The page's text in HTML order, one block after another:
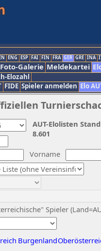
ENG ESP FAI FIN FRA GER GRE INA
Foto-Galerie Meldekartei
Elozahl
FIDE Spieler anmelden Elo
Vorname
Spieler
Burgenland
AUT-Elolisten
8.601